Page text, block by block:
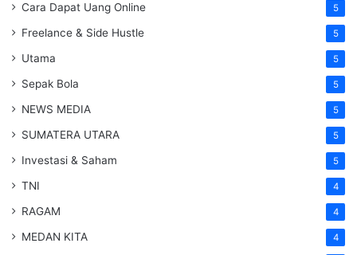
Cara Dapat Uang Online 5
Freelance & Side Hustle 5
Utama 5
Sepak Bola 5
NEWS MEDIA 5
SUMATERA UTARA 5
Investasi & Saham 5
TNI 4
RAGAM 4
MEDAN KITA 4